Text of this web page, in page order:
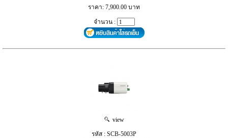
ราคา: 7,900.00 บาท
จำนวน :
view
รหัส : SCB-5003P